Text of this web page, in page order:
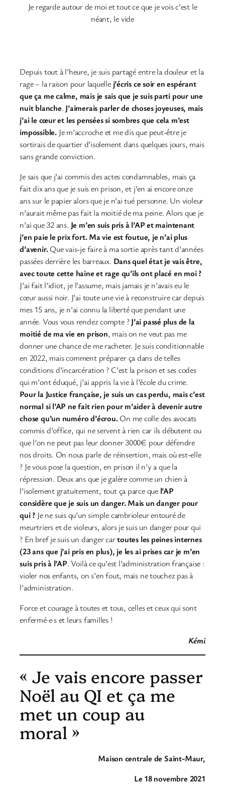
Je regarde autour de moi et tout ce que je vois c’est le
néant, le vide
Depuis tout à l’heure, je suis partagé entre la douleur et la
rage – la raison pour laquelle j’écris ce soir en espérant
que ça me calme, mais je sais que je suis parti pour une
nuit blanche. J’aimerais parler de choses joyeuses, mais
j’ai le cœur et les pensées si sombres que cela m’est
impossible.Je m’accroche et me dis que peut-être je
sortirais de quartier d’isolement dans quelques jours, mais
sans grande conviction.
Je sais que j’ai commis des actes condamnables, mais ça
fait dix ans que je suis en prison, et j’en ai encore onze
ans sur le papier alors que je n’ai tué personne. Un violeur
n’aurait même pas fait la moitié de ma peine. Alors que je
n’ai que 32 ans. Je m’en suis pris à l’AP et maintenant
j’en paie le prix fort. Ma vie est foutue, je n’ai plus
d’avenir.Que vais-je faire à ma sortie après tant d’années
passées derrière les barreaux. Dans quel état je vais être,
avec toute cette haine et rage qu’ils ont placé en moi ?
J’ai fait l’idiot, je l’assume, mais jamais je n’avais eu le
cœur aussi noir. J’ai toute une vie à reconstruire car depuis
mes 15 ans, je n’ai connu la liberté que pendant une
année. Vous vous rendez compte ?J’ai passé plus de la
moitié de ma vie en prison, mais on ne veut pas me
donner une chance de me racheter. Je suis conditionnable
en 2022, mais comment préparer ça dans de telles
conditions d’incarcération ? C’est la prison et ses codes
qui m’ont éduqué, j’ai appris la vie à l’école du crime.
Pour la Justice française, je suis un cas perdu, mais c’est
normal si l’AP ne fait rien pour m’aider à devenir autre
chose qu’un numéro d’écrou.On me colle des avocats
commis d’office, qui ne servent à rien car ils débutent ou
que l’on ne peut pas leur donner 3000€ pour défendre
nos droits. On nous parle de réinsertion, mais où est-elle
? Je vous pose la question, en prison il n’y a que la
répression. Deux ans que je galère comme un chien à
l’isolement gratuitement, tout ça parce que l’AP
considère que je suis un danger. Mais un danger pour
qui ? Je ne suis qu’un simple cambrioleur entouré de
meurtriers et de violeurs, alors je suis un danger pour qui
? En bref je suis un danger cartoutes les peines internes
(23 ans que j’ai pris en plus), je les ai prises car je m’en
suis pris à l’AP. Voilà ce qu’est l’administration française :
violer nos enfants, on s’en fout, mais ne touchez pas à
l’administration.
Force et courage à toutes et tous, celles et ceux qui sont
enfermé·e·s et leurs familles !
Kémi
« Je vais encore passer
Noël au QI et ça me
met un coup au
moral »
Maison centrale de Saint-Maur,
Le 18 novembre 2021